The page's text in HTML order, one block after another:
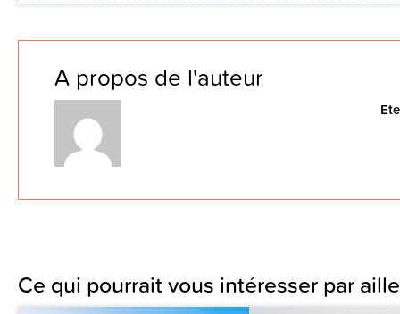
A propos de l'auteur
Ce qui pourrait vous intéresser par